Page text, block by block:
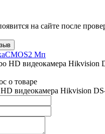
на сайте после
CMOS2 Mп
о товаре
видеокамера Hikvision